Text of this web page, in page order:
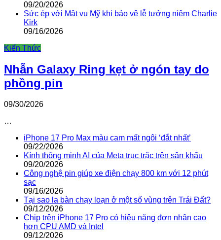
09/20/2026
Sức ép với Mật vụ Mỹ khi bảo vệ lễ tưởng niệm Charlie
Kirk
09/16/2026
Kiến Thức
Nhẫn Galaxy Ring kẹt ở ngón tay do
phồng pin
09/30/2026
…
iPhone 17 Pro Max màu cam mất ngôi ‘đắt nhất’
09/22/2026
Kính thông minh AI của Meta trục trặc trên sân khấu
09/20/2026
Công nghệ pin giúp xe điện chạy 800 km với 12 phút
sạc
09/16/2026
Tại sao la bàn chạy loạn ở một số vùng trên Trái Đất?
09/12/2026
Chip trên iPhone 17 Pro có hiệu năng đơn nhân cao
hơn CPU AMD và Intel
09/12/2026